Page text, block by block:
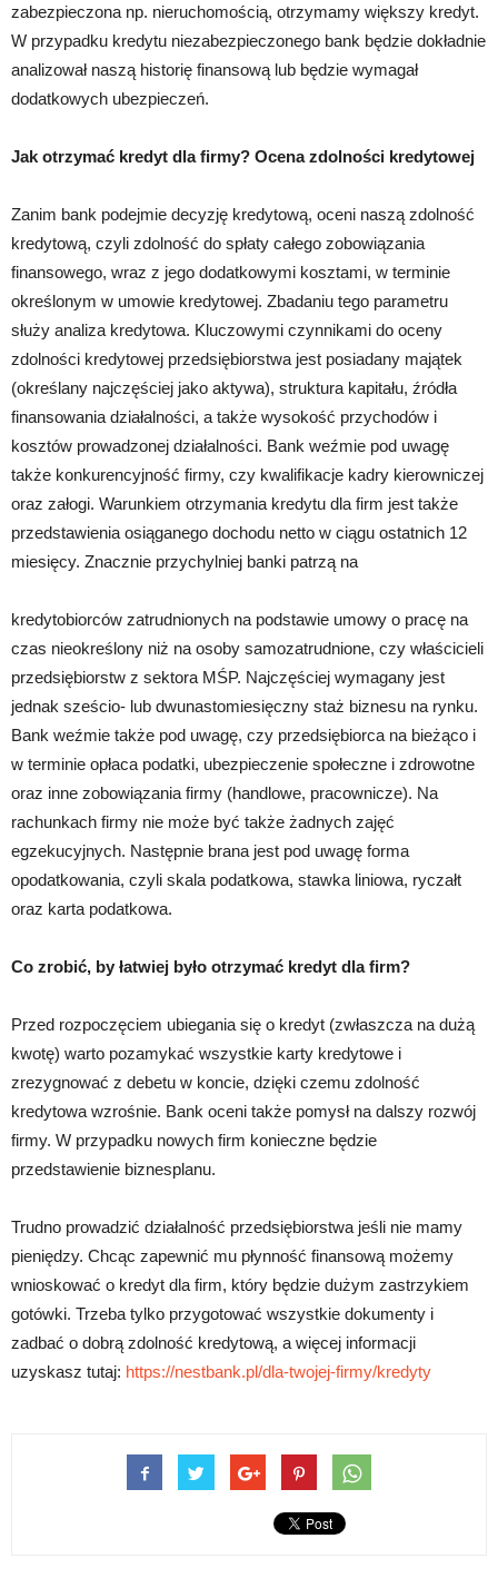
zabezpieczona np. nieruchomością, otrzymamy większy kredyt.
W przypadku kredytu niezabezpieczonego bank będzie dokładnie
analizował naszą historię finansową lub będzie wymagał
dodatkowych ubezpieczeń.
Jak otrzymać kredyt dla firmy? Ocena zdolności kredytowej
Zanim bank podejmie decyzję kredytową, oceni naszą zdolność
kredytową, czyli zdolność do spłaty całego zobowiązania
finansowego, wraz z jego dodatkowymi kosztami, w terminie
określonym w umowie kredytowej. Zbadaniu tego parametru
służy analiza kredytowa. Kluczowymi czynnikami do oceny
zdolności kredytowej przedsiębiorstwa jest posiadany majątek
(określany najczęściej jako aktywa), struktura kapitału, źródła
finansowania działalności, a także wysokość przychodów i
kosztów prowadzonej działalności. Bank weźmie pod uwagę
także konkurencyjność firmy, czy kwalifikacje kadry kierowniczej
oraz załogi. Warunkiem otrzymania kredytu dla firm jest także
przedstawienia osiąganego dochodu netto w ciągu ostatnich 12
miesięcy. Znacznie przychylniej banki patrzą na
kredytobiorców zatrudnionych na podstawie umowy o pracę na
czas nieokreślony niż na osoby samozatrudnione, czy właścicieli
przedsiębiorstw z sektora MŚP. Najczęściej wymagany jest
jednak sześcio- lub dwunastomiesięczny staż biznesu na rynku.
Bank weźmie także pod uwagę, czy przedsiębiorca na bieżąco i
w terminie opłaca podatki, ubezpieczenie społeczne i zdrowotne
oraz inne zobowiązania firmy (handlowe, pracownicze). Na
rachunkach firmy nie może być także żadnych zajęć
egzekucyjnych. Następnie brana jest pod uwagę forma
opodatkowania, czyli skala podatkowa, stawka liniowa, ryczałt
oraz karta podatkowa.
Co zrobić, by łatwiej było otrzymać kredyt dla firm?
Przed rozpoczęciem ubiegania się o kredyt (zwłaszcza na dużą
kwotę) warto pozamykać wszystkie karty kredytowe i
zrezygnować z debetu w koncie, dzięki czemu zdolność
kredytowa wzrośnie. Bank oceni także pomysł na dalszy rozwój
firmy. W przypadku nowych firm konieczne będzie
przedstawienie biznesplanu.
Trudno prowadzić działalność przedsiębiorstwa jeśli nie mamy
pieniędzy. Chcąc zapewnić mu płynność finansową możemy
wnioskować o kredyt dla firm, który będzie dużym zastrzykiem
gotówki. Trzeba tylko przygotować wszystkie dokumenty i
zadbać o dobrą zdolność kredytową, a więcej informacji
uzyskasz tutaj: https://nestbank.pl/dla-twojej-firmy/kredyty